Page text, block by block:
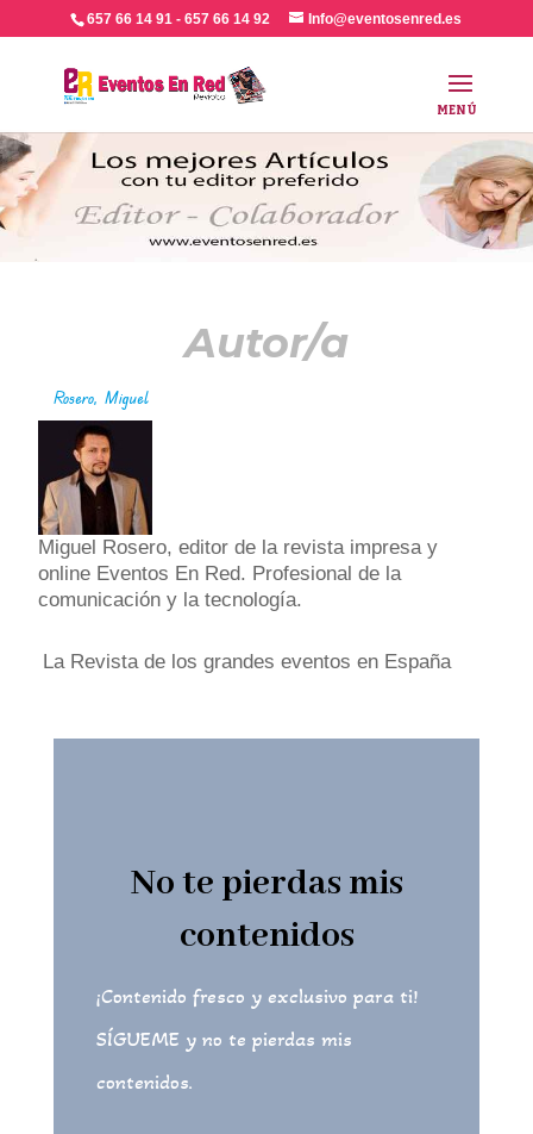
657 66 14 91 - 657 66 14 92 Info@eventosenred.es
Autor/a
Rosero, Miguel
Miguel Rosero, editor de la revista impresa y
online Eventos En Red. Profesional de la
comunicación y la tecnología.
La Revista de los grandes eventos en España
No te pierdas mis
contenidos
¡Contenido fresco y exclusivo para ti!
SÍGUEME y no te pierdas mis
contenidos.